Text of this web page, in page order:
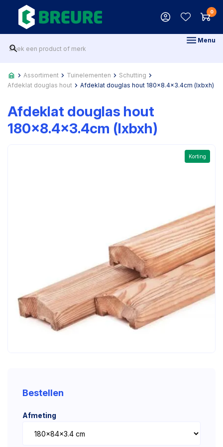
0
Menu
Assortiment Tuinelementen
Schutting
Afdeklat douglas hout
Afdeklat douglas hout 180x8.4x3.4cm (lxbxh)
Afdeklat douglas hout
180x8.4x3.4cm (lxbxh)
Korting
Bestellen
Afmeting